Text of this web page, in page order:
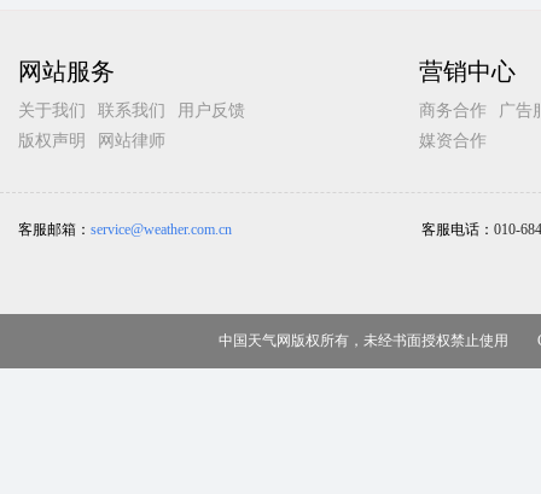
网站服务
关于我们 联系我们
用户反馈
版权声明
网站律师
营销中心
商务合作
广告
媒资合作
客服邮箱： service@weather.com.cn 客服电话： 010-
中国天气网版权所有，未经书面授权禁止使用